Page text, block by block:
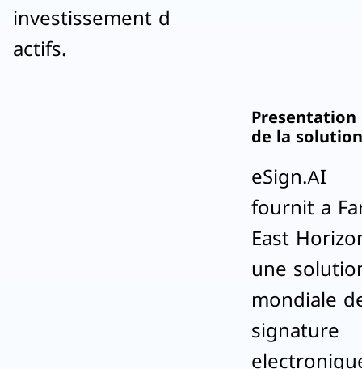
investissement d
actifs.
Presentation
de la solution
eSign.AI
fournit a
East
une
mondiale
signature